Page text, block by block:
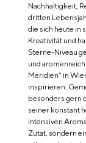
Nachhaltigkeit,
dritten
die sich heute in
Kreativität und
Sterne-Niveau
und
Meridien“ in
inspirieren.
besonders gern
seiner konstant
intensiven
Zutat, sondern